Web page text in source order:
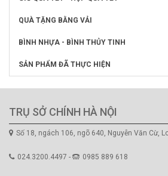
QUÀ TẶNG BẰNG VẢI
BÌNH NHỰA - BÌNH THỦY TINH
SẢN PHẨM ĐÃ THỰC HIỆN
TRỤ SỞ CHÍNH HÀ NỘI
Số 18, ngách 106, ngõ 640, Nguyễn Văn Cừ,
024.3200.4497 - 0985 889 618